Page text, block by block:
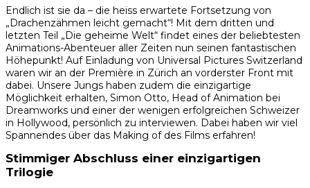
Endlich ist sie da – die heiss erwartete Fortsetzung von
„Drachenzähmen leicht gemacht“! Mit dem dritten und
letzten Teil „Die geheime Welt“ findet eines der beliebtesten
Animations-Abenteuer aller Zeiten nun seinen fantastischen
Höhepunkt! Auf Einladung von Universal Pictures Switzerland
waren wir an der Première in Zürich an vorderster Front mit
dabei. Unsere Jungs haben zudem die einzigartige
Möglichkeit erhalten, Simon Otto, Head of Animation bei
Dreamworks und einer der wenigen erfolgreichen Schweizer
in Hollywood, persönlich zu interviewen. Dabei haben wir viel
Spannendes über das Making of des Films erfahren!
Stimmiger Abschluss einer einzigartigen
Trilogie